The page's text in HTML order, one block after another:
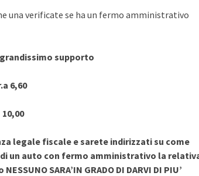
una verificate se ha un fermo amministrativo
supporto
6,60
10,00
legale fiscale e sarete indirizzati su come
un auto con fermo amministrativo la
SARA’IN GRADO DI DARVI DI PIU’